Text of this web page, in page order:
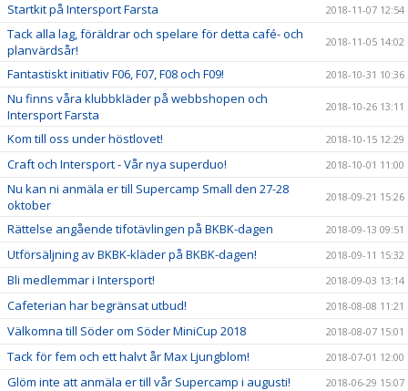
Startkit på Intersport Farsta 2018-11-07 12:54
Tack alla lag, föräldrar och spelare för detta café- och
planvärdsår!
2018-11-05 14:02
Fantastiskt initiativ F06, F07, F08 och F09! 2018-10-31 10:36
Nu finns våra klubbkläder på webbshopen och
Intersport Farsta
2018-10-26 13:11
Kom till oss under höstlovet! 2018-10-15 12:29
Craft och Intersport - Vår nya superduo! 2018-10-01 11:00
Nu kan ni anmäla er till Supercamp Small den 27-28
oktober
2018-09-21 15:26
Rättelse angående tifotävlingen på BKBK-dagen 2018-09-13 09:51
Utförsäljning av BKBK-kläder på BKBK-dagen! 2018-09-11 15:32
Bli medlemmar i Intersport! 2018-09-03 13:14
Cafeterian har begränsat utbud! 2018-08-08 11:21
Välkomna till Söder om Söder MiniCup 2018 2018-08-07 15:01
Tack för fem och ett halvt år Max Ljungblom! 2018-07-01 12:00
Glöm inte att anmäla er till vår Supercamp i augusti! 2018-06-29 15:07